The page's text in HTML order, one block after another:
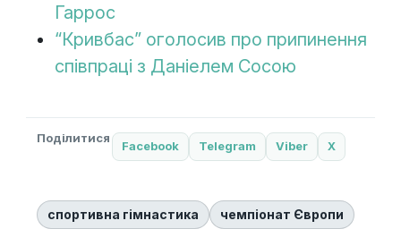
Гаррос
“Кривбас” оголосив про припинення
співпраці з Даніелем Сосою
Поділитися
Facebook Telegram Viber X
спортивна гімнастика чемпіонат Європи